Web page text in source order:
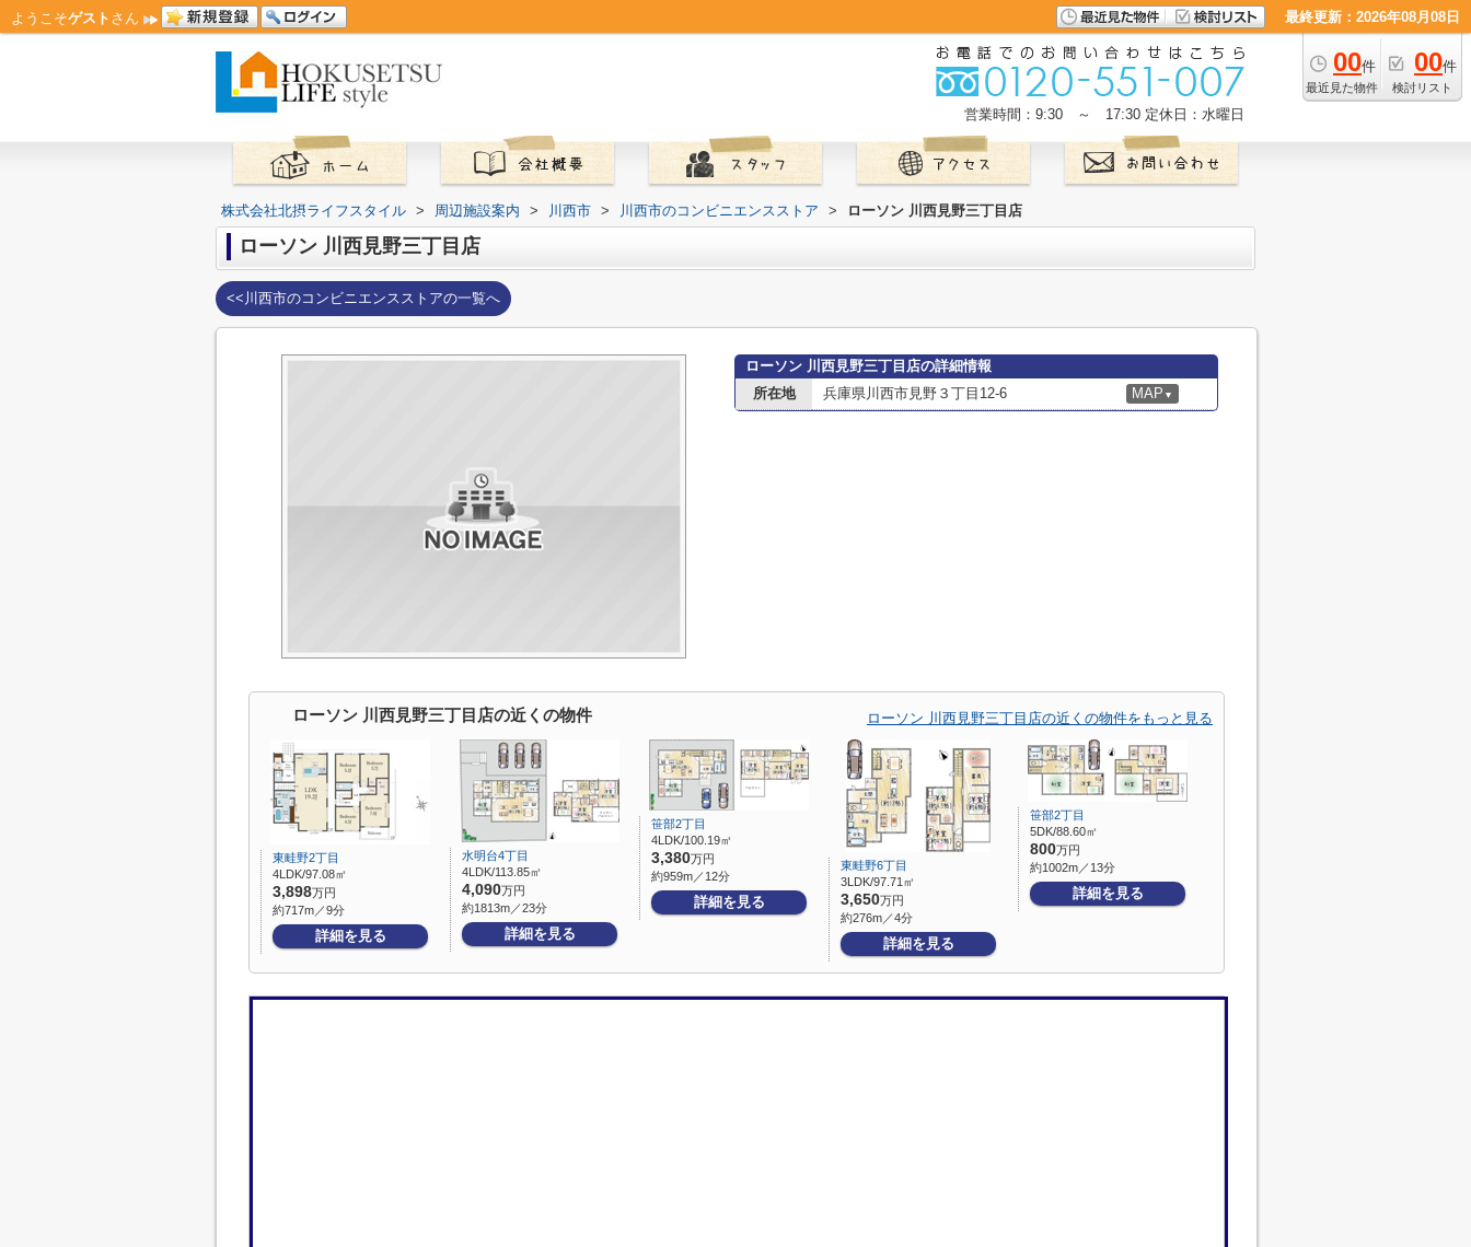
ようこそゲスト さん 最終更新：2026年08月08日
00件
最近見た物件
00件
検討リスト
営業時間：9:30 ～ 17:30 定休日：水曜日
株式会社北摂ライフスタイル > 周辺施設案内 > 川西市 > 川西市のコンビニエンスストア > ローソン 川西見野三丁目店
ローソン 川西見野三丁目店
<<川西市のコンビニエンスストアの一覧へ
ローソン 川西見野三丁目店の詳細情報
所在地
兵庫県川西市見野３丁目12-6 MAP ▼
ローソン 川西見野三丁目店の近くの物件 ローソン 川西見野三丁目店の近くの物件をもっと見る
東畦野2丁目
4LDK/97.08㎡
3,898万円
約717m／9分
詳細を見る
水明台4丁目
4LDK/113.85㎡
4,090万円
約1813m／23分
詳細を見る
笹部2丁目
4LDK/100.19㎡
3,380万円
約959m／12分
詳細を見る
東畦野6丁目
3LDK/97.71㎡
3,650万円
約276m／4分
詳細を見る
笹部2丁目
5DK/88.60㎡
800万円
約1002m／13分
詳細を見る